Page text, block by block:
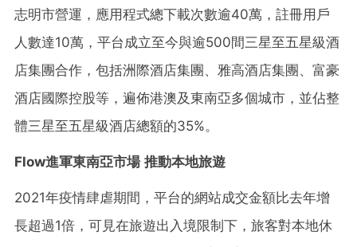
志明市營運，應用程式總下載次數逾40萬，註冊用戶
人數達10萬，平台成立至今與逾500間三星至五星級酒
店集團合作，包括洲際酒店集團、雅高酒店集團、富豪
酒店國際控股等，遍佈港澳及東南亞多個城市，並佔整
體三星至五星級酒店總額的35%。
Flow進軍東南亞市場 推動本地旅遊
2021年疫情肆虐期間，平台的網站成交金額比去年增
長超過1倍，可見在旅遊出入境限制下，旅客對本地休